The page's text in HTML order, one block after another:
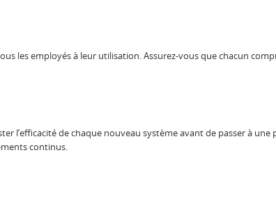
les employés à leur utilisation. Assurez-vous que chacun
l’efficacité de chaque nouveau système avant de passer à une
continus.